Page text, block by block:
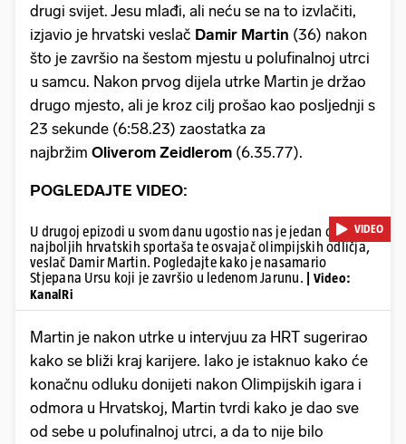
drugi svijet. Jesu mlađi, ali neću se na to izvlačiti,
izjavio je hrvatski veslač Damir Martin (36) nakon
što je završio na šestom mjestu u polufinalnoj utrci
u samcu. Nakon prvog dijela utrke Martin je držao
drugo mjesto, ali je kroz cilj prošao kao posljednji s
23 sekunde (6:58.23) zaostatka za
najbržim Oliverom Zeidlerom (6.35.77).
POGLEDAJTE VIDEO:
VIDEO
U drugoj epizodi u svom danu ugostio nas je jedan od
najboljih hrvatskih sportaša te osvajač olimpijskih odličja,
veslač Damir Martin. Pogledajte kako je nasamario
Stjepana Ursu koji je završio u ledenom Jarunu.
| Video:
KanalRi
Martin je nakon utrke u intervjuu za HRT sugerirao
kako se bliži kraj karijere. Iako je istaknuo kako će
konačnu odluku donijeti nakon Olimpijskih igara i
odmora u Hrvatskoj, Martin tvrdi kako je dao sve
od sebe u polufinalnoj utrci, a da to nije bilo